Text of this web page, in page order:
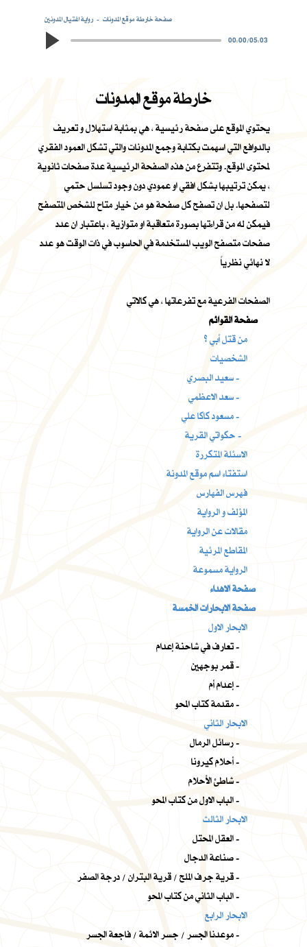
رواية اغتيال المدونين
صفحة خارطة موقع المدونات
00:00/05:03
خارطة موقع المدونات
يحتوي الموقع على صفحة رئيسية ، هي بمثابة استهلال و تعريف
بالدوافع التي اسهمت بكتابة وجمع المدونات والتي تشكل العمود الفقري
لمحتوى الموقع. وتتفرع من هذه الصفحة الرئيسية عدة صفحات ثانوية
، يمكن ترتيبها بشكل افقي او عمودي دون وجود تسلسل حتمي
لتصفحها. بل ان تصفح كل صفحة هو من خيار متاح للشخص المتصفح
فيمكن له من قراءتها بصورة متعاقبة او متوازية ، باعتبار ان عدد
صفحات متصفح الويب المستخدمة في الحاسوب في ذات الوقت هو عدد
لا نهائي نظرياً
الصفحات الفرعية مع تفرعاتها ، هي كالاتي
صفحة القوائم
من قتل أبي ؟
الشخصيات
سعيد البصري -
سعد الاعظمي -
مسعود كاكا علي -
حكواتي القرية -
الاسئلة المتكررة
استفتاء اسم موقع المدونة
فهرس الفهارس
المؤلف و الرواية
مقالات عن الرواية
المقاطع المرئية
الرواية مسموعة
صفحة الاهداء
صفحة الابحارات الخمسة
الابحار الاول
تعارف في شاحنة إعدام -
قمر بوجهين -
إعدام أم -
مقدمة كتاب المحو -
الابحار الثاني
رسائل الرمال -
أحلام كيرونا -
شاطئ الأحلام -
الباب الاول من كتاب المحو -
الابحار الثالث
العقل المحتل -
صناعة الدجال -
قرية جرف الملح / قرية البتران / درجة الصفر -
الباب الثاني من كتاب المحو -
الابحار الرابع
موعدنا الجسر / جسر الائمة / فاجعة الجسر -